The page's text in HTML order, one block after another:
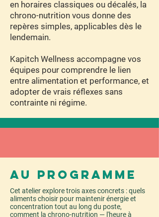
en horaires classiques ou décalés, la
chrono-nutrition vous donne des
repères simples, applicables dès le
lendemain.
Kapitch Wellness accompagne vos
équipes pour comprendre le lien
entre alimentation et performance, et
adopter de vrais réflexes sans
contrainte ni régime.
Au programme
Cet atelier explore trois axes concrets : quels
aliments choisir pour maintenir énergie et
concentration tout au long du poste,
comment la chrono-nutrition — l'heure à